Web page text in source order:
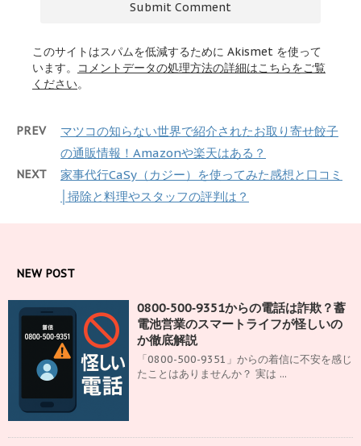
このサイトはスパムを低減するために Akismet を使って
います。
コメントデータの処理方法の詳細はこちらをご覧
ください。
PREV
マツコの知らない世界で紹介されたお取り寄せ餃子
の通販情報！Amazonや楽天はある？
NEXT
家事代行CaSy（カジー）を使ってみた感想と口コミ
│掃除と料理やスタッフの評判は？
NEW POST
0800‑500‑9351からの電話は詐欺？蓄
電池営業のスマートライフが怪しいの
か徹底解説
「0800-500-9351」からの着信に不安を感じ
たことはありませんか？ 実は ...